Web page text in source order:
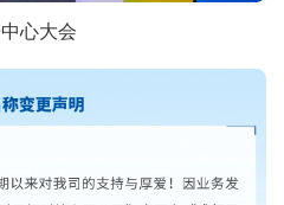
心大会